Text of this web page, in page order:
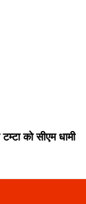
को सीएम धामी